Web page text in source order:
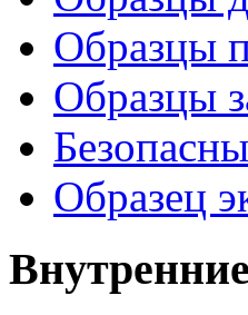
Образцы
Образцы
Образец